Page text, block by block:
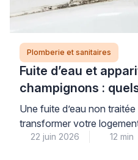
Plomberie et sanitaires
Fuite d’eau et
champignons :
logement et votre
Une fuite d’eau non
transformer votre
développement de
22 juin 2026 12 min